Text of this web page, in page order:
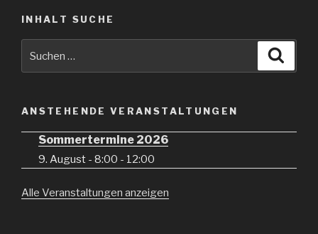
INHALT SUCHE
nach:
ANSTEHENDE VERANSTALTUNGEN
Sommertermine 2026
9. August - 8:00 - 12:00
Alle Veranstaltungen anzeigen